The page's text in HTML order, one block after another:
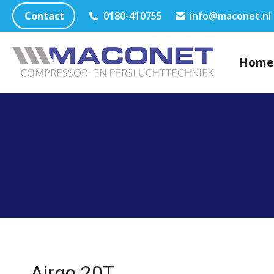
Contact 0180-410755 info@maconet.nl
Home